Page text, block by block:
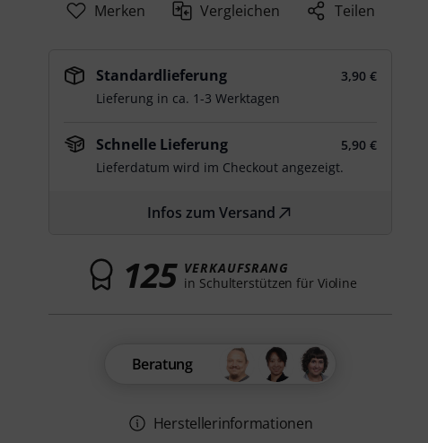
Merken Vergleichen Teilen
Standardlieferung
3,90 €
Lieferung in ca. 1-3 Werktagen
Schnelle Lieferung
5,90 €
Lieferdatum wird im Checkout angezeigt.
Infos zum Versand
125 VERKAUFSRANG
in Schulterstützen für Violine
Beratung
Herstellerinformationen